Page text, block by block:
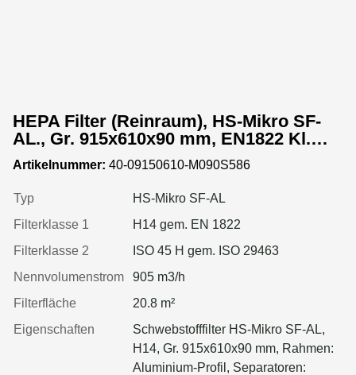
HEPA Filter (Reinraum), HS-Mikro SF-
AL., Gr. 915x610x90 mm, EN1822 Kl.
H14, Rahmen: AL-Profil, Griffschutz:
beidseitig, Dichtung: einseitig,
geschäumt
Artikelnummer: 40-09150610-M090S586
Typ
HS-Mikro SF-AL
Filterklasse 1
H14 gem. EN 1822
Filterklasse 2
ISO 45 H gem. ISO 29463
Nennvolumenstrom
905 m3/h
Filterfläche
20.8 m²
Eigenschaften
Schwebstofffilter HS-Mikro SF-AL,
H14, Gr. 915x610x90 mm, Rahmen:
Aluminium-Profil, Separatoren: